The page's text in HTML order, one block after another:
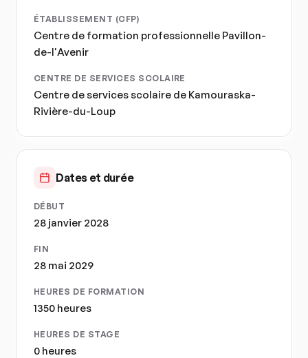
ÉTABLISSEMENT (CFP)
Centre de formation professionnelle Pavillon-
de-l'Avenir
CENTRE DE SERVICES SCOLAIRE
Centre de services scolaire de Kamouraska-
Rivière-du-Loup
Dates et durée
DÉBUT
28 janvier 2028
FIN
28 mai 2029
HEURES DE FORMATION
1350 heures
HEURES DE STAGE
0 heures